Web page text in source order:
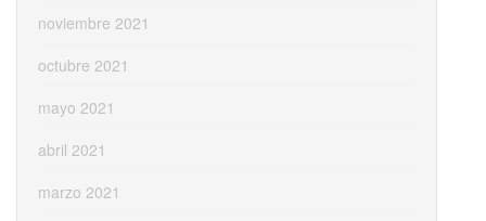
noviembre 2021
octubre 2021
mayo 2021
abril 2021
marzo 2021